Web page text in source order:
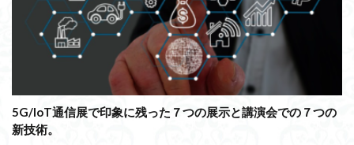
5G/IoT通信展で印象に残った７つの展示と講演会での７つの
新技術。